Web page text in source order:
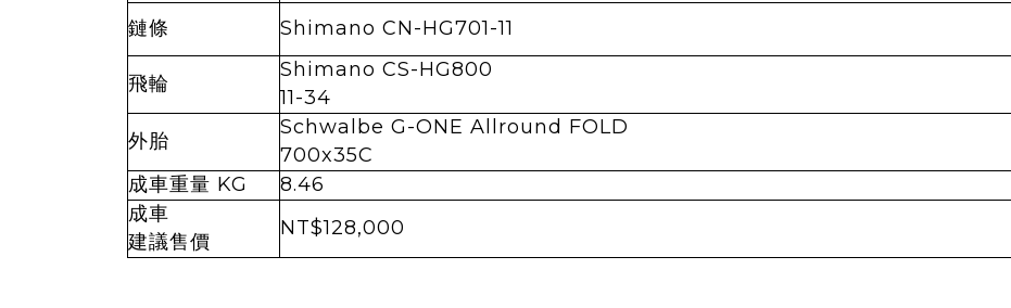
鏈條
Shimano CN-HG701-11
飛輪
Shimano CS-HG800
11-34
外胎
Schwalbe G-ONE Allround FOLD
700x35C
成車重量 KG
8.46
成車
建議售價
NT$128,000